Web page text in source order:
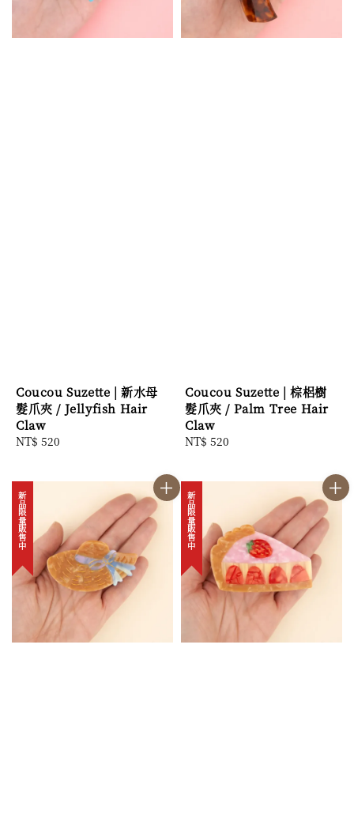
Coucou Suzette | 新水母
髮爪夾 / Jellyfish Hair
Claw
Regular
NT$ 520
Coucou Suzette | 棕梠樹
髮爪夾 / Palm Tree Hair
Claw
Regular
NT$ 520
新品限量販售中 新品限量販售中